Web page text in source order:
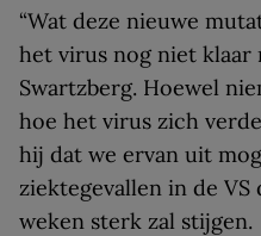
“Wat deze nieuwe
het virus nog niet klaar
Swartzberg. Hoewel
hoe het virus zich
hij dat we ervan uit
ziektegevallen in de
weken sterk zal stijgen.